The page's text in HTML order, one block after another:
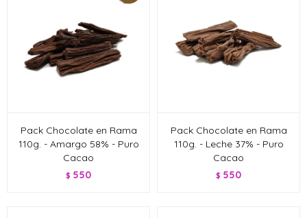
Pack Chocolate en Rama
110g. - Amargo 58% - Puro
Cacao
$ 550
Pack Chocolate en Rama
110g. - Leche 37% - Puro
Cacao
$ 550